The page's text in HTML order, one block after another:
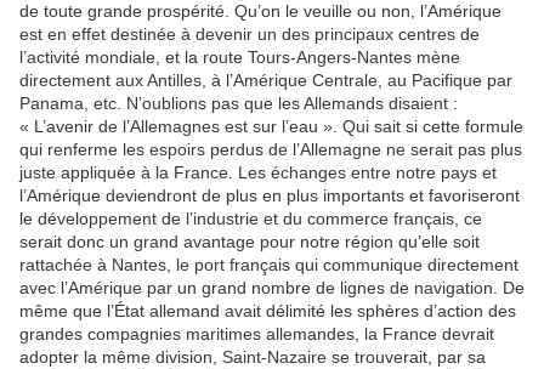
de toute grande prospérité. Qu’on le veuille ou non, l’Amérique
est en effet destinée à devenir un des principaux centres de
l’activité mondiale, et la route Tours-Angers-Nantes mène
directement aux Antilles, à l’Amérique Centrale, au Pacifique par
Panama, etc. N’oublions pas que les Allemands disaient :
« L’avenir de l’Allemagnes est sur l’eau ». Qui sait si cette formule
qui renferme les espoirs perdus de l’Allemagne ne serait pas plus
juste appliquée à la France. Les échanges entre notre pays et
l’Amérique deviendront de plus en plus importants et favoriseront
le développement de l’industrie et du commerce français, ce
serait donc un grand avantage pour notre région qu’elle soit
rattachée à Nantes, le port français qui communique directement
avec l’Amérique par un grand nombre de lignes de navigation. De
même que l’État allemand avait délimité les sphères d’action des
grandes compagnies maritimes allemandes, la France devrait
adopter la même division, Saint-Nazaire se trouverait, par sa